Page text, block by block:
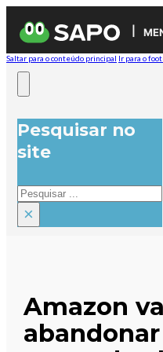
Saltar para o conteúdo principal Ir para o
Pesquisar no
site
Pesquisar
×
Amazon